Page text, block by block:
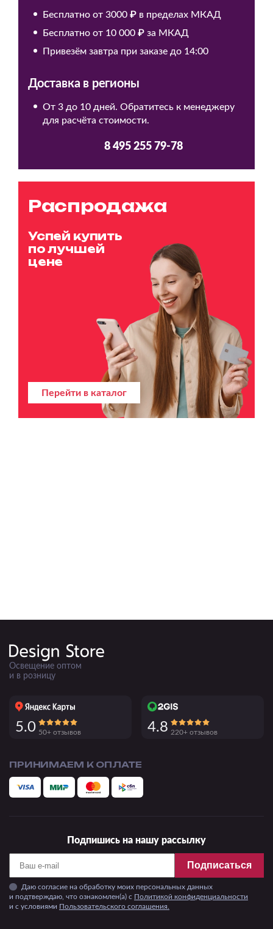
Бесплатно от 3000 ₽ в пределах МКАД
Бесплатно от 10 000 ₽ за МКАД
Привезём завтра при заказе до 14:00
Доставка в регионы
От 3 до 10 дней. Обратитесь к менеджеру
для расчёта стоимости.
8 495 255 79-78
Распродажа
Успей купить
по лучшей
цене
Перейти в каталог
Подпишись на нашу рассылку
Подписаться
Даю согласие на обработку моих персональных данных
и подтверждаю, что ознакомлен(а) с Политикой конфиденциальности
и c условиями Пользовательского соглашения.
Освещение оптом
и в розницу
5.0 50+ отзывов 4.8 220+ отзывов
ПРИНИМАЕМ К ОПЛАТЕ